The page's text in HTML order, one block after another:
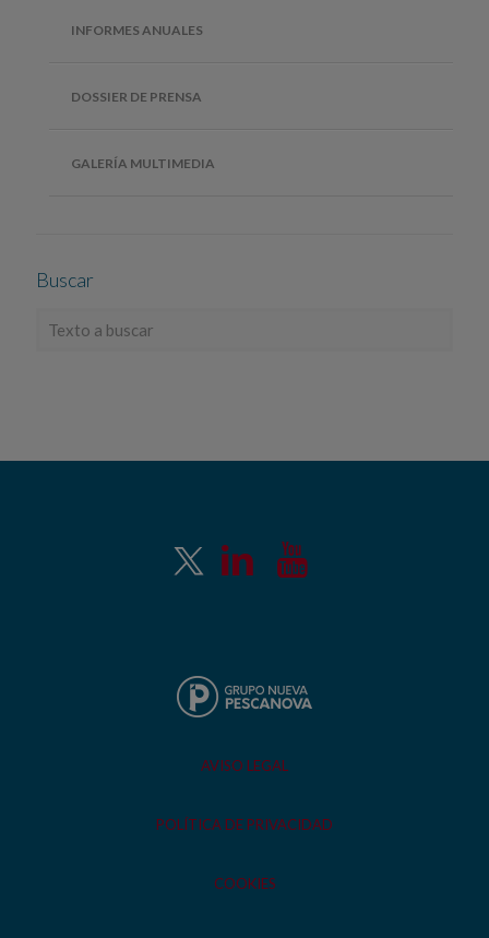
INFORMES ANUALES
DOSSIER DE PRENSA
GALERÍA MULTIMEDIA
Buscar
AVISO LEGAL
POLÍTICA DE PRIVACIDAD
COOKIES